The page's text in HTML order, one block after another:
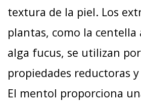
textura de la piel. Los
plantas, como la centella
alga fucus, se utilizan
propiedades reductoras
El mentol proporciona